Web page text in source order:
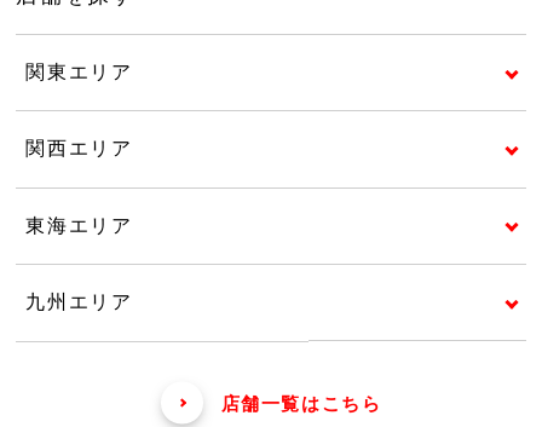
関東エリア
関西エリア
東海エリア
九州エリア
店舗一覧はこちら